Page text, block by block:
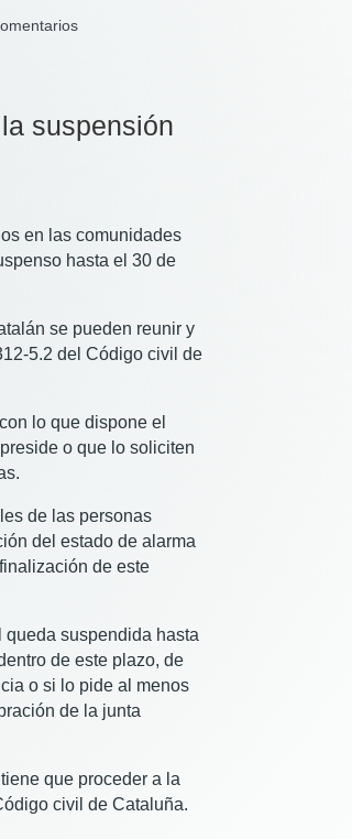
suspensión
en las comunidades
hasta el 30 de
se pueden reunir y
5.2 del Código civil de
lo que dispone el
o que lo soliciten
de las personas
del estado de alarma
de este
suspendida hasta
de este plazo, de
o si lo pide al menos
de la junta
que proceder a la
civil de Cataluña.